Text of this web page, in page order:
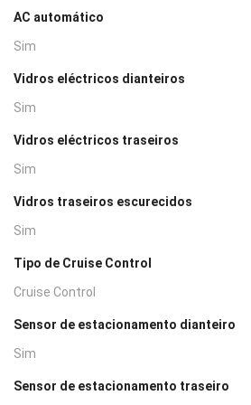
AC automático
Sim
Vidros eléctricos dianteiros
Sim
Vidros eléctricos traseiros
Sim
Vidros traseiros escurecidos
Sim
Tipo de Cruise Control
Cruise Control
Sensor de estacionamento dianteiro
Sim
Sensor de estacionamento traseiro